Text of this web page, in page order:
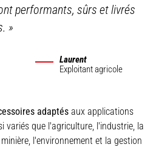
performants, sûrs et livrés
»
Laurent
Exploitant agricole
adaptésaux applications
variés que l'agriculture, l'industrie, la
l'environnement et la gestion